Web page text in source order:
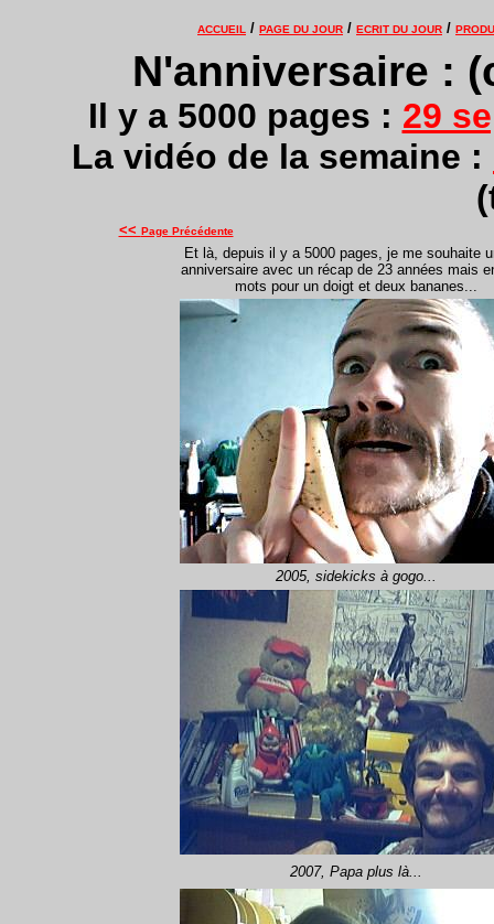
ACCUEIL / PAGE DU JOUR / ECRIT DU JOUR /
N'anniversaire :
Il y a 5000 pages : 29
La vidéo de la semaine :
<< Page Précédente
Et là, depuis il y a 5000 pages, je me souhaite
anniversaire avec un récap de 23 années mais
mots pour un doigt et deux bananes...
2005, sidekicks à gogo...
2007, Papa plus là...